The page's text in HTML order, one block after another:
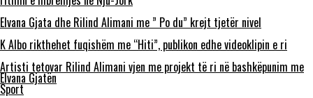
Elvana Gjata dhe Rilind Alimani me ” Po du” krejt tjetër nivel
K Albo rikthehet fuqishëm me “Hiti”, publikon edhe videoklipin e ri
Artisti tetovar Rilind Alimani vjen me projekt të ri në bashkëpunim me
Elvana Gjatën
Sport